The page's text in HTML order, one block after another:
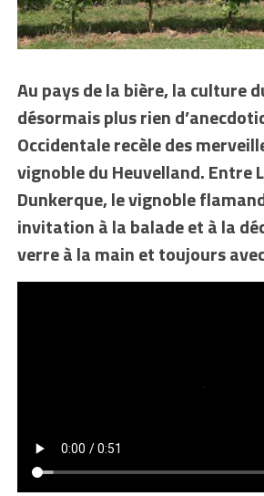
Au pays de la bière, la culture
désormais plus rien
Occidentale recèle des
vignoble du Heuvelland. Entre
Dunkerque, le vignoble
invitation à la balade et à la
verre à la main et toujours